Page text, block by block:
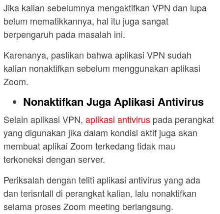
Jika kalian sebelumnya mengaktifkan VPN dan lupa
belum mematikkannya, hal itu juga sangat
berpengaruh pada masalah ini.
Karenanya, pastikan bahwa aplikasi VPN sudah
kalian nonaktifkan sebelum menggunakan aplikasi
Zoom.
Nonaktifkan Juga Aplikasi Antivirus
Selain aplikasi VPN, aplikasi antivirus pada perangkat
yang digunakan jika dalam kondisi aktif juga akan
membuat aplikai Zoom terkedang tidak mau
terkoneksi dengan server.
Periksalah dengan teliti aplikasi antivirus yang ada
dan terisntall di perangkat kalian, lalu nonaktifkan
selama proses Zoom meeting berlangsung.